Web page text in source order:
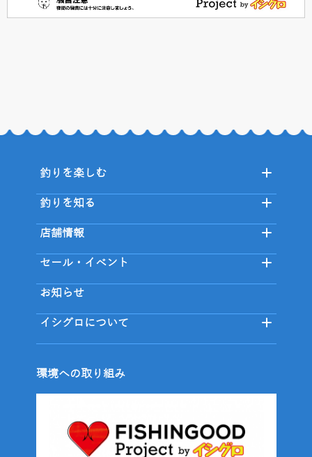
釣りを楽しむ
釣りを知る
店舗情報
セール・イベント
お知らせ
イシグロについて
環境への取り組み